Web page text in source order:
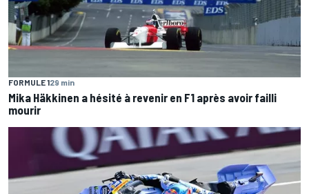
FORMULE 129 min
Mika Häkkinen a hésité à revenir en F1 après avoir failli
mourir